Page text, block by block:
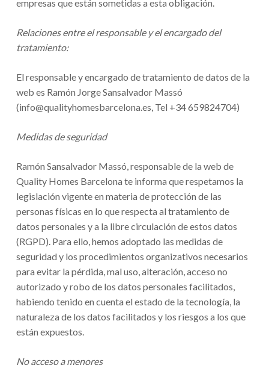
empresas que están sometidas a esta obligación.
Relaciones entre el responsable y el encargado del
tratamiento:
El responsable y encargado de tratamiento de datos de la
web es Ramón Jorge Sansalvador Massó
(info@qualityhomesbarcelona.es, Tel +34 659824704)
Medidas de seguridad
Ramón Sansalvador Massó, responsable de la web de
Quality Homes Barcelona te informa que respetamos la
legislación vigente en materia de protección de las
personas físicas en lo que respecta al tratamiento de
datos personales y a la libre circulación de estos datos
(RGPD). Para ello, hemos adoptado las medidas de
seguridad y los procedimientos organizativos necesarios
para evitar la pérdida, mal uso, alteración, acceso no
autorizado y robo de los datos personales facilitados,
habiendo tenido en cuenta el estado de la tecnología, la
naturaleza de los datos facilitados y los riesgos a los que
están expuestos.
No acceso a menores